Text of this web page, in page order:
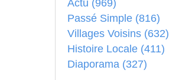
Actu (969)
Passé Simple (816)
Villages Voisins (632)
Histoire Locale (411)
Diaporama (327)